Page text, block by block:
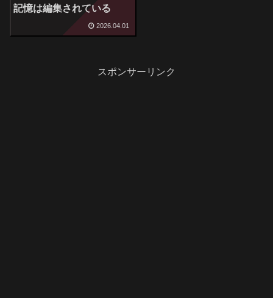
記憶は編集されている
2026.04.01
スポンサーリンク